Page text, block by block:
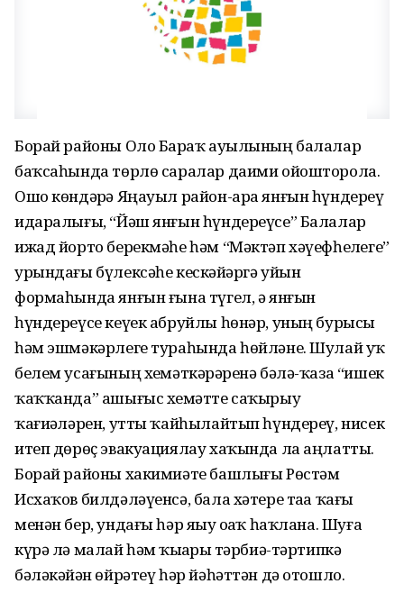
Борай районы Оло Баҙраҡ ауылының балалар
баҡсаһында төрлө саралар даими ойошторола.
Ошо көндәрҙә Яңауыл район-ара янғын һүндереү
идаралығы, “Йәш янғын һүндереүсе” Балалар
ижад йорто берекмәһе һәм “Мәктәп хәүефһеҙлеге”
урындағы бүлексәһе кескәйҙәргә уйын
формаһында янғын ғына түгел, ә янғын
һүндереүсе кеүек абруйлы һөнәр, уның бурысы
һәм эшмәкәрлеге тураһында һөйләне. Шулай уҡ
белем усағының хеҙмәткәрҙәренә бәлә-ҡаза “ишек
ҡаҡҡанда” ашығыс хеҙмәтте саҡырыу
ҡағиҙәләрен, утты ҡайһылайтып һүндереү, нисек
итеп дөрөҫ эвакуациялау хаҡында ла аңлатты.
Борай районы хакимиәте башлығы Рөстәм
Исхаҡов билдәләүенсә, бала хәтере таҙа ҡағыҙ
менән бер, ундағы һәр яҙыу оҙаҡ һаҡлана. Шуға
күрә лә малай һәм ҡыҙҙарҙы тәрбиә-тәртипкә
бәләкәйҙән өйрәтеү һәр йәһәттән дә отошло.